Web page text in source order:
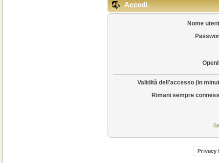
Accedi
Nome
Validità dell'accesso (in
Rimani sempre
Privacy